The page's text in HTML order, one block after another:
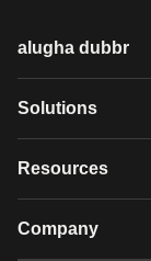
alugha dubbr
Overview
Solutions
GDPR video
Resources
Case studies
Company